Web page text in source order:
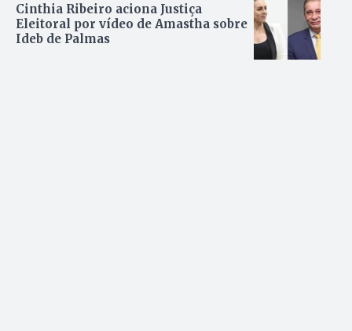
Cinthia Ribeiro aciona Justiça
Eleitoral por vídeo de Amastha sobre
Ideb de Palmas